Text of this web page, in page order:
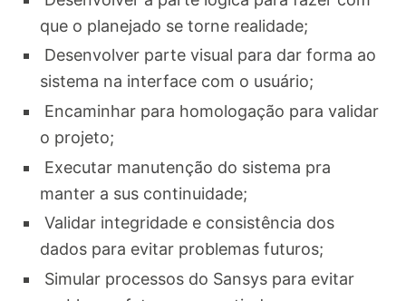
que o planejado se torne realidade;
Desenvolver parte visual para dar forma ao
sistema na interface com o usuário;
Encaminhar para homologação para validar
o projeto;
Executar manutenção do sistema pra
manter a sus continuidade;
Validar integridade e consistência dos
dados para evitar problemas futuros;
Simular processos do Sansys para evitar